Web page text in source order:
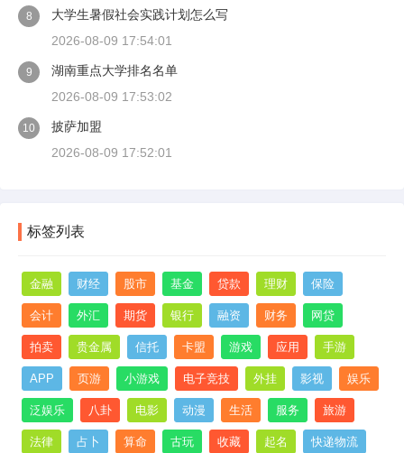
8
大学生暑假社会实践计划怎么写
2026-08-09 17:54:01
9
湖南重点大学排名名单
2026-08-09 17:53:02
10
披萨加盟
2026-08-09 17:52:01
标签列表
金融 财经 股市 基金 贷款 理财 保险
会计 外汇 期货 银行 融资 财务 网贷
拍卖 贵金属 信托 卡盟 游戏 应用 手游
APP 页游 小游戏 电子竞技 外挂 影视 娱乐
泛娱乐 八卦 电影 动漫 生活 服务 旅游
法律 占卜 算命 古玩 收藏 起名 快递物流